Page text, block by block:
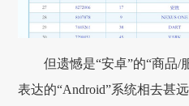
但遗憾是“安卓”的“商品/
表达的“Android”系统相去甚远